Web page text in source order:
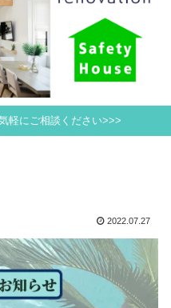
軽にご相談ください>>>
2022.07.27